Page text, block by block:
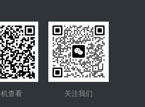
关注我们
查看